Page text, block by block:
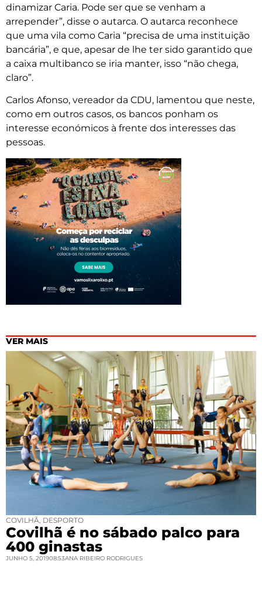
dinamizar Caria. Pode ser que se venham a
arrepender”, disse o autarca. O autarca reconhece
que uma vila como Caria “precisa de uma instituição
bancária”, e que, apesar de lhe ter sido garantido que
a caixa multibanco se iria manter, isso “não chega,
claro”.
Carlos Afonso, vereador da CDU, lamentou que neste,
como em outros casos, os bancos ponham os
interesse económicos à frente dos interesses das
pessoas.
VER MAIS
COVILHÃ DESPORTO
Covilhã é no sábado palco para
400 ginastas
JUNHO 5, 201908:53ANA RIBEIRO RODRIGUES